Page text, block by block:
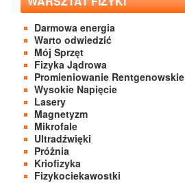
Darmowa energia
Warto odwiedzić
Mój Sprzęt
Fizyka Jądrowa
Promieniowanie Rentgenowskie
Wysokie Napięcie
Lasery
Magnetyzm
Mikrofale
Ultradźwięki
Próżnia
Kriofizyka
Fizykociekawostki